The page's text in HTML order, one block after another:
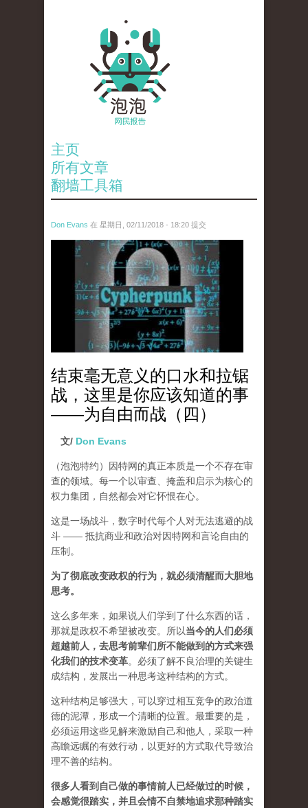
主页
所有文章
翻墙工具箱
Don Evans 在 星期日, 02/11/2018 - 18:20 提交
wechatimg1424.jpeg
结束毫无意义的口水和拉锯
战，这里是你应该知道的事
——为自由而战（四）
文/ Don Evans
（泡泡特约）
因特网的真正本质是一个不存在审
查的领域。每一个以审查、掩盖和启示为核心的
权力集团，自然都会对它怀恨在心。
这是一场战斗，数字时代每个人对无法逃避的战
斗 —— 抵抗商业和政治对因特网和言论自由的
压制。
为了彻底改变政权的行为，就必须清醒而大胆地
思考。
这么多年来，如果说人们学到了什么东西的话，
那就是政权不希望被改变。所以当今的人们必须
超越前人，去思考前辈们所不能做到的方式来强
化我们的技术变革。必须了解不良治理的关键生
成结构，发展出一种思考这种结构的方式。
这种结构足够强大，可以穿过相互竞争的政治道
德的泥潭，形成一个清晰的位置。最重要的是，
必须运用这些见解来激励自己和他人，采取一种
高瞻远瞩的有效行动，以更好的方式取代导致治
理不善的结构。
很多人看到自己做的事情前人已经做过的时候，
会感觉很踏实，并且会情不自禁地追求那种踏实